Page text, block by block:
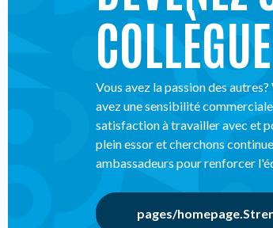
Vous avez la passion des
avez une sensibilité
satisfaction à travailler avec et
plein essor et cherchons
ambassadeurs pour renforcer
pages/